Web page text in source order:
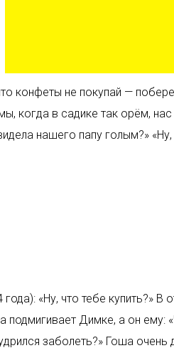
конфеты не покупай —
когда в садике так орём,
нашего папу голым?»
«Ну, что тебе купить?» В
Димке, а он ему:
заболеть?» Гоша